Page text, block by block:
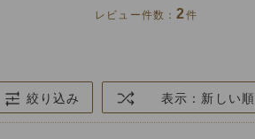
レビュー件数：2件
絞り込み 表示：新しい順